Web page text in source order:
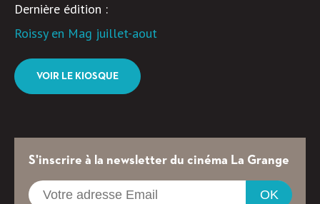
Dernière édition :
Roissy en Mag juillet-aout
VOIR LE KIOSQUE
S'inscrire à la newsletter du cinéma La Grange
OK